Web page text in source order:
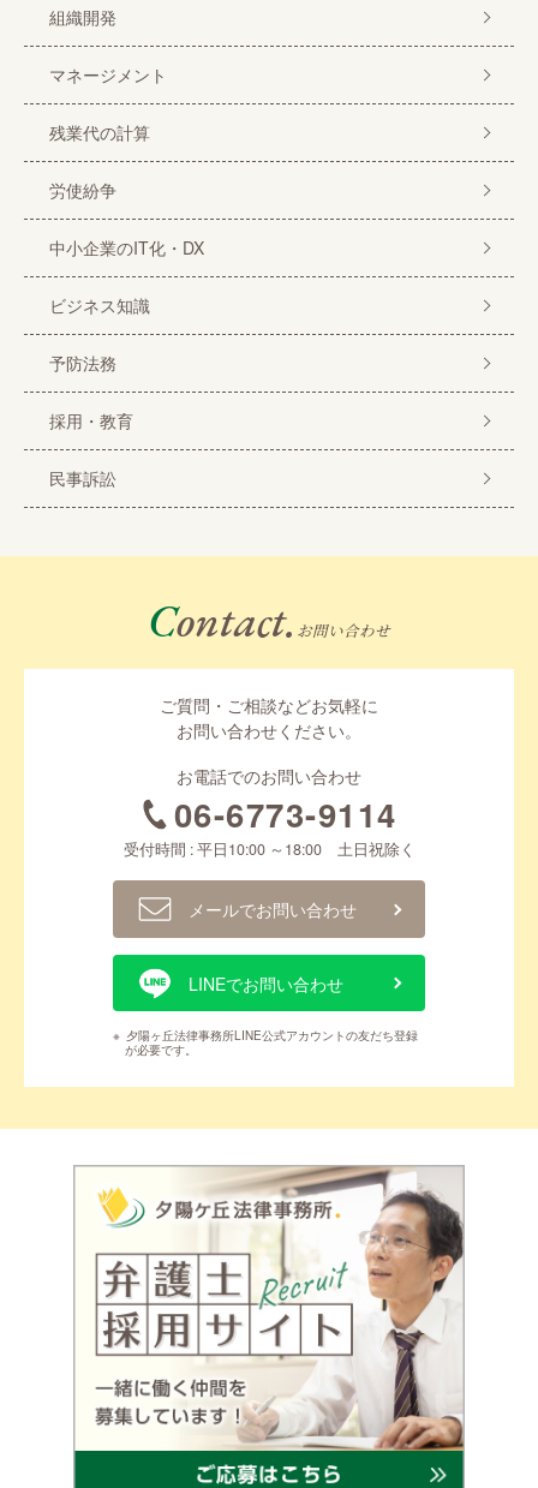
組織開発
マネージメント
残業代の計算
労使紛争
中小企業のIT化・DX
ビジネス知識
予防法務
採用・教育
民事訴訟
Contact. お問い合わせ
ご質問・ご相談などお気軽に
お問い合わせください。
お電話でのお問い合わせ
06-6773-9114
受付時間 : 平日10:00 ～18:00 土日祝除く
メールでお問い合わせ
LINEでお問い合わせ
※ 夕陽ヶ丘法律事務所LINE公式アカウントの友だち登録
が必要です。